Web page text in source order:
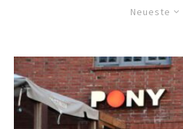
Neueste